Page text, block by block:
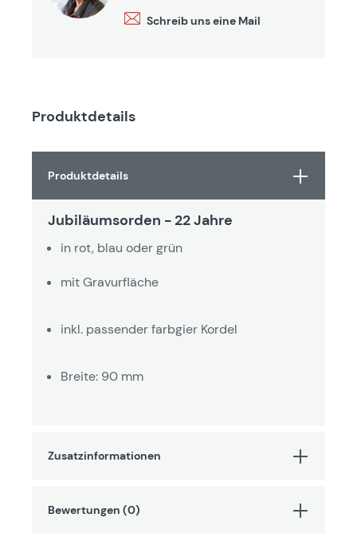
Schreib uns eine Mail
Produktdetails
Produktdetails
Jubiläumsorden - 22 Jahre
in rot, blau oder grün
mit Gravurfläche
inkl. passender farbgier Kordel
Breite: 90 mm
Zusatzinformationen
Bewertungen (0)